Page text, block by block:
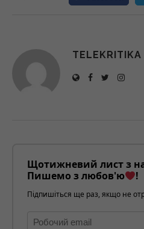
TELEKRITIKA
Щотижневий лист з
Пишемо з любов'ю
!
Підпишіться ще раз, якщо не